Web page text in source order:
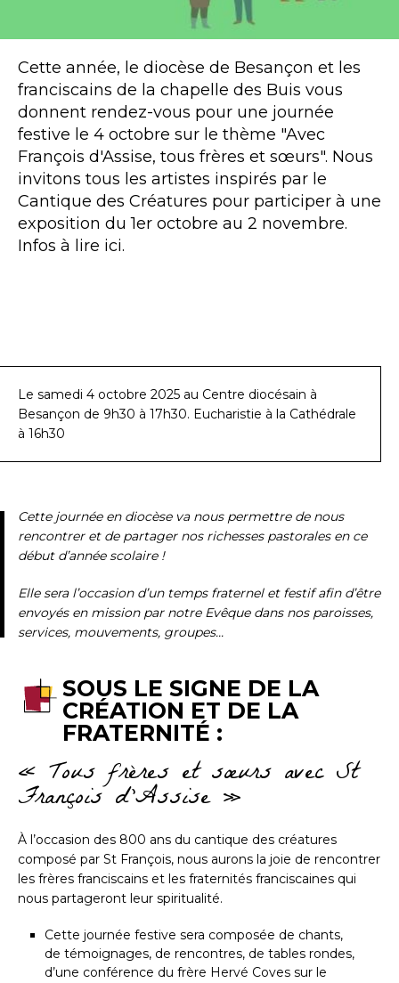
Cette année, le diocèse de Besançon et les
franciscains de la chapelle des Buis vous
donnent rendez-vous pour une journée
festive le 4 octobre sur le thème "Avec
François d'Assise, tous frères et sœurs". Nous
invitons tous les artistes inspirés par le
Cantique des Créatures pour participer à une
exposition du 1er octobre au 2 novembre.
Infos à lire ici.
Le samedi 4 octobre 2025 au Centre diocésain à
Besançon de 9h30 à 17h30. Eucharistie à la Cathédrale
à 16h30
Cette journée en diocèse va nous permettre de nous
rencontrer et de partager nos richesses pastorales en ce
début d’année scolaire !
Elle sera l’occasion d’un temps fraternel et festif afin d’être
envoyés en mission par notre Evêque dans nos paroisses,
services, mouvements, groupes...
SOUS LE SIGNE DE LA
CRÉATION ET DE LA
FRATERNITÉ :
« Tous frères et sœurs avec St
François d’Assise »
À l’occasion des 800 ans du cantique des créatures
composé par St François, nous aurons la joie de rencontrer
les frères franciscains et les fraternités franciscaines qui
nous partageront leur spiritualité.
Cette journée festive sera composée de chants,
de témoignages, de rencontres, de tables rondes,
d’une conférence du frère Hervé Coves sur le